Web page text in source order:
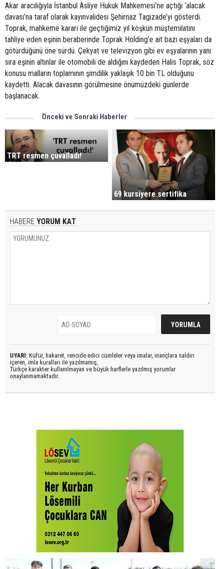
Akar aracılığıyla İstanbul Asliye Hukuk Mahkemesi’ne açtığı ‘alacak
davası’na taraf olarak kayınvalidesi Şehirnaz Tagizade’yi gösterdi.
Toprak, mahkeme kararı ile geçtiğimiz yıl köşkün müştemilatını
tahliye eden eşinin beraberinde Toprak Holding’e ait bazı eşyaları da
götürdüğünü öne sürdü. Çekyat ve televizyon gibi ev eşyalarının yanı
sıra eşinin altınlar ile otomobili de aldığını kaydeden Halis Toprak, söz
konusu malların toplamının şimdilik yaklaşık 10 bin TL olduğunu
kaydetti. Alacak davasının görülmesine önümüzdeki günlerde
başlanacak.
Önceki ve Sonraki Haberler
TRT resmen çuvalladı!
69 kursiyere sertifika
HABERE YORUM KAT
UYARI: Küfür, hakaret, rencide edici cümleler veya imalar, inançlara saldırı
içeren, imla kuralları ile yazılmamış,
Türkçe karakter kullanılmayan ve büyük harflerle yazılmış yorumlar
onaylanmamaktadır.